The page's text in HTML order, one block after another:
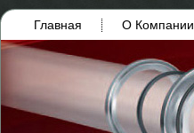
Главная О Компании